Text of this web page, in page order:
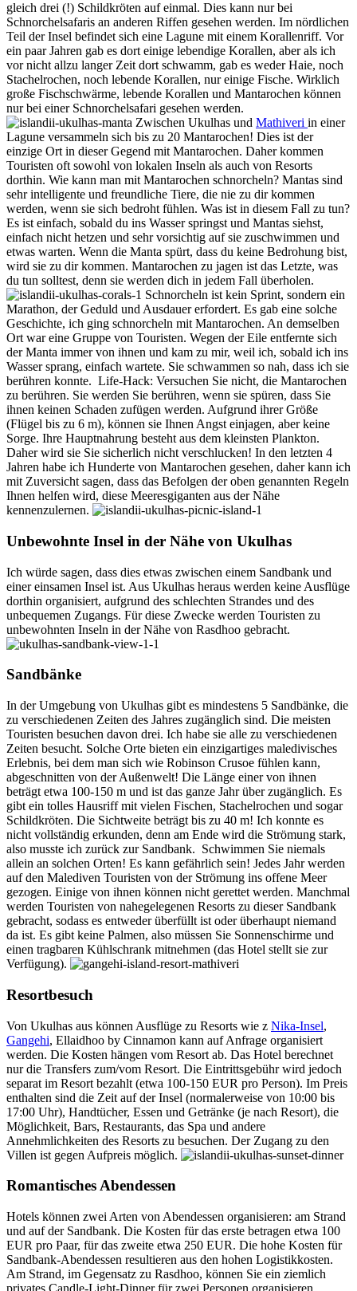
gleich drei (!) Schildkröten auf einmal. Dies kann nur bei
Schnorchelsafaris an anderen Riffen gesehen werden. Im nördlichen
Teil der Insel befindet sich eine Lagune mit einem Korallenriff. Vor
ein paar Jahren gab es dort einige lebendige Korallen, aber als ich
vor nicht allzu langer Zeit dort schwamm, gab es weder Haie, noch
Stachelrochen, noch lebende Korallen, nur einige Fische. Wirklich
große Fischschwärme, lebende Korallen und Mantarochen können
nur bei einer Schnorchelsafari gesehen werden.
Zwischen Ukulhas und Mathiveri in einer
Lagune versammeln sich bis zu 20 Mantarochen! Dies ist der
einzige Ort in dieser Gegend mit Mantarochen. Daher kommen
Touristen oft sowohl von lokalen Inseln als auch von Resorts
dorthin. Wie kann man mit Mantarochen schnorcheln? Mantas sind
sehr intelligente und freundliche Tiere, die nie zu dir kommen
werden, wenn sie sich bedroht fühlen. Was ist in diesem Fall zu tun?
Es ist einfach, sobald du ins Wasser springst und Mantas siehst,
einfach nicht hetzen und sehr vorsichtig auf sie zuschwimmen und
etwas warten. Wenn die Manta spürt, dass du keine Bedrohung bist,
wird sie zu dir kommen. Mantarochen zu jagen ist das Letzte, was
du tun solltest, denn sie werden dich in jedem Fall überholen.
Schnorcheln ist kein Sprint, sondern ein
Marathon, der Geduld und Ausdauer erfordert. Es gab eine solche
Geschichte, ich ging schnorcheln mit Mantarochen. An demselben
Ort war eine Gruppe von Touristen. Wegen der Eile entfernte sich
der Manta immer von ihnen und kam zu mir, weil ich, sobald ich ins
Wasser sprang, einfach wartete. Sie schwammen so nah, dass ich sie
berühren konnte. Life-Hack: Versuchen Sie nicht, die Mantarochen
zu berühren. Sie werden Sie berühren, wenn sie spüren, dass Sie
ihnen keinen Schaden zufügen werden. Aufgrund ihrer Größe
(Flügel bis zu 6 m), können sie Ihnen Angst einjagen, aber keine
Sorge. Ihre Hauptnahrung besteht aus dem kleinsten Plankton.
Daher wird sie Sie sicherlich nicht verschlucken! In den letzten 4
Jahren habe ich Hunderte von Mantarochen gesehen, daher kann ich
mit Zuversicht sagen, dass das Befolgen der oben genannten Regeln
Ihnen helfen wird, diese Meeresgiganten aus der Nähe
kennenzulernen.
Unbewohnte Insel in der Nähe von Ukulhas
Ich würde sagen, dass dies etwas zwischen einem Sandbank und
einer einsamen Insel ist. Aus Ukulhas heraus werden keine Ausflüge
dorthin organisiert, aufgrund des schlechten Strandes und des
unbequemen Zugangs. Für diese Zwecke werden Touristen zu
unbewohnten Inseln in der Nähe von Rasdhoo gebracht.
Sandbänke
In der Umgebung von Ukulhas gibt es mindestens 5 Sandbänke, die
zu verschiedenen Zeiten des Jahres zugänglich sind. Die meisten
Touristen besuchen davon drei. Ich habe sie alle zu verschiedenen
Zeiten besucht. Solche Orte bieten ein einzigartiges maledivisches
Erlebnis, bei dem man sich wie Robinson Crusoe fühlen kann,
abgeschnitten von der Außenwelt! Die Länge einer von ihnen
beträgt etwa 100-150 m und ist das ganze Jahr über zugänglich. Es
gibt ein tolles Hausriff mit vielen Fischen, Stachelrochen und sogar
Schildkröten. Die Sichtweite beträgt bis zu 40 m! Ich konnte es
nicht vollständig erkunden, denn am Ende wird die Strömung stark,
also musste ich zurück zur Sandbank. Schwimmen Sie niemals
allein an solchen Orten! Es kann gefährlich sein! Jedes Jahr werden
auf den Malediven Touristen von der Strömung ins offene Meer
gezogen. Einige von ihnen können nicht gerettet werden. Manchmal
werden Touristen von nahegelegenen Resorts zu dieser Sandbank
gebracht, sodass es entweder überfüllt ist oder überhaupt niemand
da ist. Es gibt keine Palmen, also müssen Sie Sonnenschirme und
einen tragbaren Kühlschrank mitnehmen (das Hotel stellt sie zur
Verfügung).
Resortbesuch
Von Ukulhas aus können Ausflüge zu Resorts wie z Nika-Insel,
Gangehi, Ellaidhoo by Cinnamon kann auf Anfrage organisiert
werden. Die Kosten hängen vom Resort ab. Das Hotel berechnet
nur die Transfers zum/vom Resort. Die Eintrittsgebühr wird jedoch
separat im Resort bezahlt (etwa 100-150 EUR pro Person). Im Preis
enthalten sind die Zeit auf der Insel (normalerweise von 10:00 bis
17:00 Uhr), Handtücher, Essen und Getränke (je nach Resort), die
Möglichkeit, Bars, Restaurants, das Spa und andere
Annehmlichkeiten des Resorts zu besuchen. Der Zugang zu den
Villen ist gegen Aufpreis möglich.
Romantisches Abendessen
Hotels können zwei Arten von Abendessen organisieren: am Strand
und auf der Sandbank. Die Kosten für das erste betragen etwa 100
EUR pro Paar, für das zweite etwa 250 EUR. Die hohe Kosten für
Sandbank-Abendessen resultieren aus den hohen Logistikkosten.
Am Strand, im Gegensatz zu Rasdhoo, können Sie ein ziemlich
privates Candle-Light-Dinner für zwei Personen organisieren.